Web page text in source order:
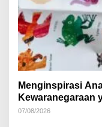
Menginspirasi
Kewaranegaraan
07/08/2026